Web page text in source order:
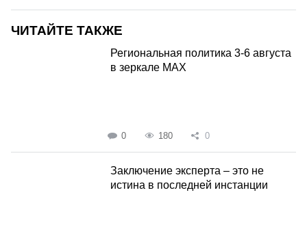
ЧИТАЙТЕ ТАКЖЕ
Региональная политика 3-6 августа
в зеркале MAX
0 180 0
Заключение эксперта – это не
истина в последней инстанции